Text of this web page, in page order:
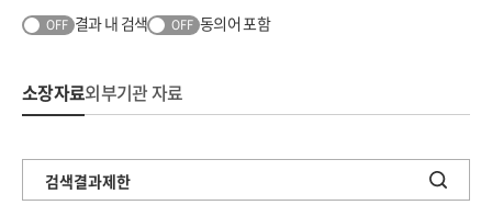
OFF 결과 내 검색 OFF 동의어 포함
소장자료외부기관 자료
검색결과제한